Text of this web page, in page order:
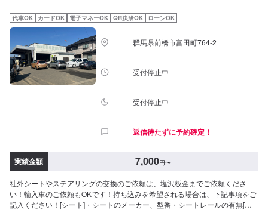
代車OK カードOK 電子マネーOK QR決済OK ローンOK
群馬県前橋市富田町764-2
受付停止中
受付停止中
返信待たずに予約確定！
実績金額 7,000円〜
社外シートやステアリングの交換のご依頼は、塩沢板金までご依頼くださ
い！輸入車のご依頼もOKです！持ち込みを希望される場合は、下記事項をご
記入ください！[シート]・シートのメーカー、型番・シートレールの有無[ス